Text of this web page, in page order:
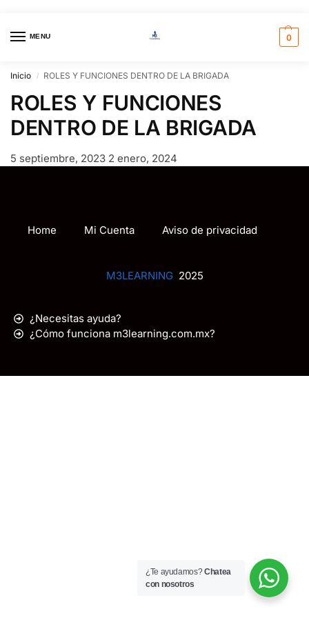
MENU 0
Inicio / ROLES Y FUNCIONES DENTRO DE LA BRIGADA
ROLES Y FUNCIONES
DENTRO DE LA BRIGADA
5 septiembre, 2023 2 enero, 2024
Home Mi Cuenta Aviso de privacidad
M3LEARNING2025
¿Necesitas ayuda?
¿Cómo funciona m3learning.com.mx?
¿Te ayudamos?Chatea
con nosotros